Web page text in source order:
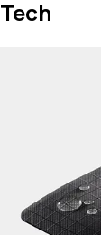
Tech